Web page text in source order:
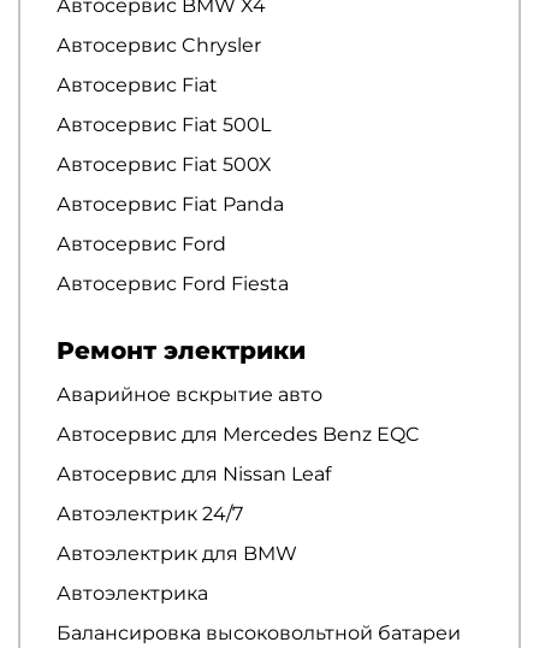
Автосервис BMW X4
Автосервис Chrysler
Автосервис Fiat
Автосервис Fiat 500L
Автосервис Fiat 500X
Автосервис Fiat Panda
Автосервис Ford
Автосервис Ford Fiesta
Ремонт электрики
Аварийное вскрытие авто
Автосервис для Mercedes Benz EQC
Автосервис для Nissan Leaf
Автоэлектрик 24/7
Автоэлектрик для BMW
Автоэлектрика
Балансировка высоковольтной батареи